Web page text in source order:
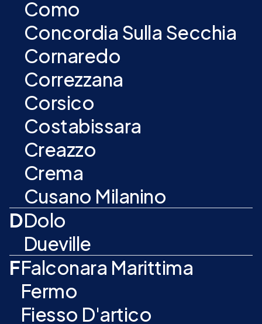
Como
Concordia Sulla Secchia
Cornaredo
Correzzana
Corsico
Costabissara
Creazzo
Crema
Cusano Milanino
DDolo
Dueville
FFalconara Marittima
Fermo
Fiesso D'artico